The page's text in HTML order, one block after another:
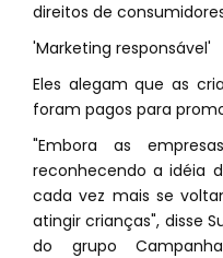
direitos de
'Marketing responsável'
Eles alegam que as
foram pagos para
"Embora as
reconhecendo a idéia
cada vez mais se
atingir crianças", disse
do grupo